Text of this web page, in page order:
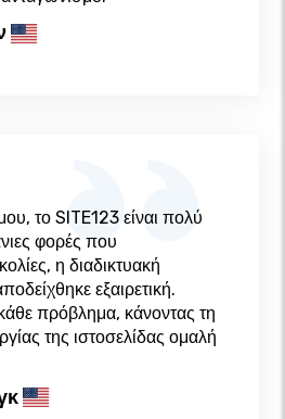
το SITE123 είναι πολύ
φορές που
η διαδικτυακή
εξαιρετική.
πρόβλημα, κάνοντας τη
της ιστοσελίδας ομαλή